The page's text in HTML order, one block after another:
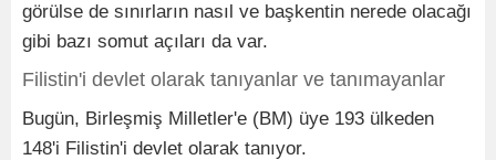
görülse de sınırların nasıl ve başkentin nerede olacağı
gibi bazı somut açıları da var.
Filistin'i devlet olarak tanıyanlar ve tanımayanlar
Bugün, Birleşmiş Milletler'e (BM) üye 193 ülkeden
148'i Filistin'i devlet olarak tanıyor.